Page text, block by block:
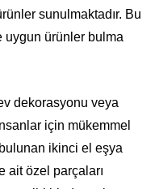
sunulmaktadır. Bu
uygun ürünler bulma
dekorasyonu veya
için mükemmel
ikinci el eşya
ait özel parçaları